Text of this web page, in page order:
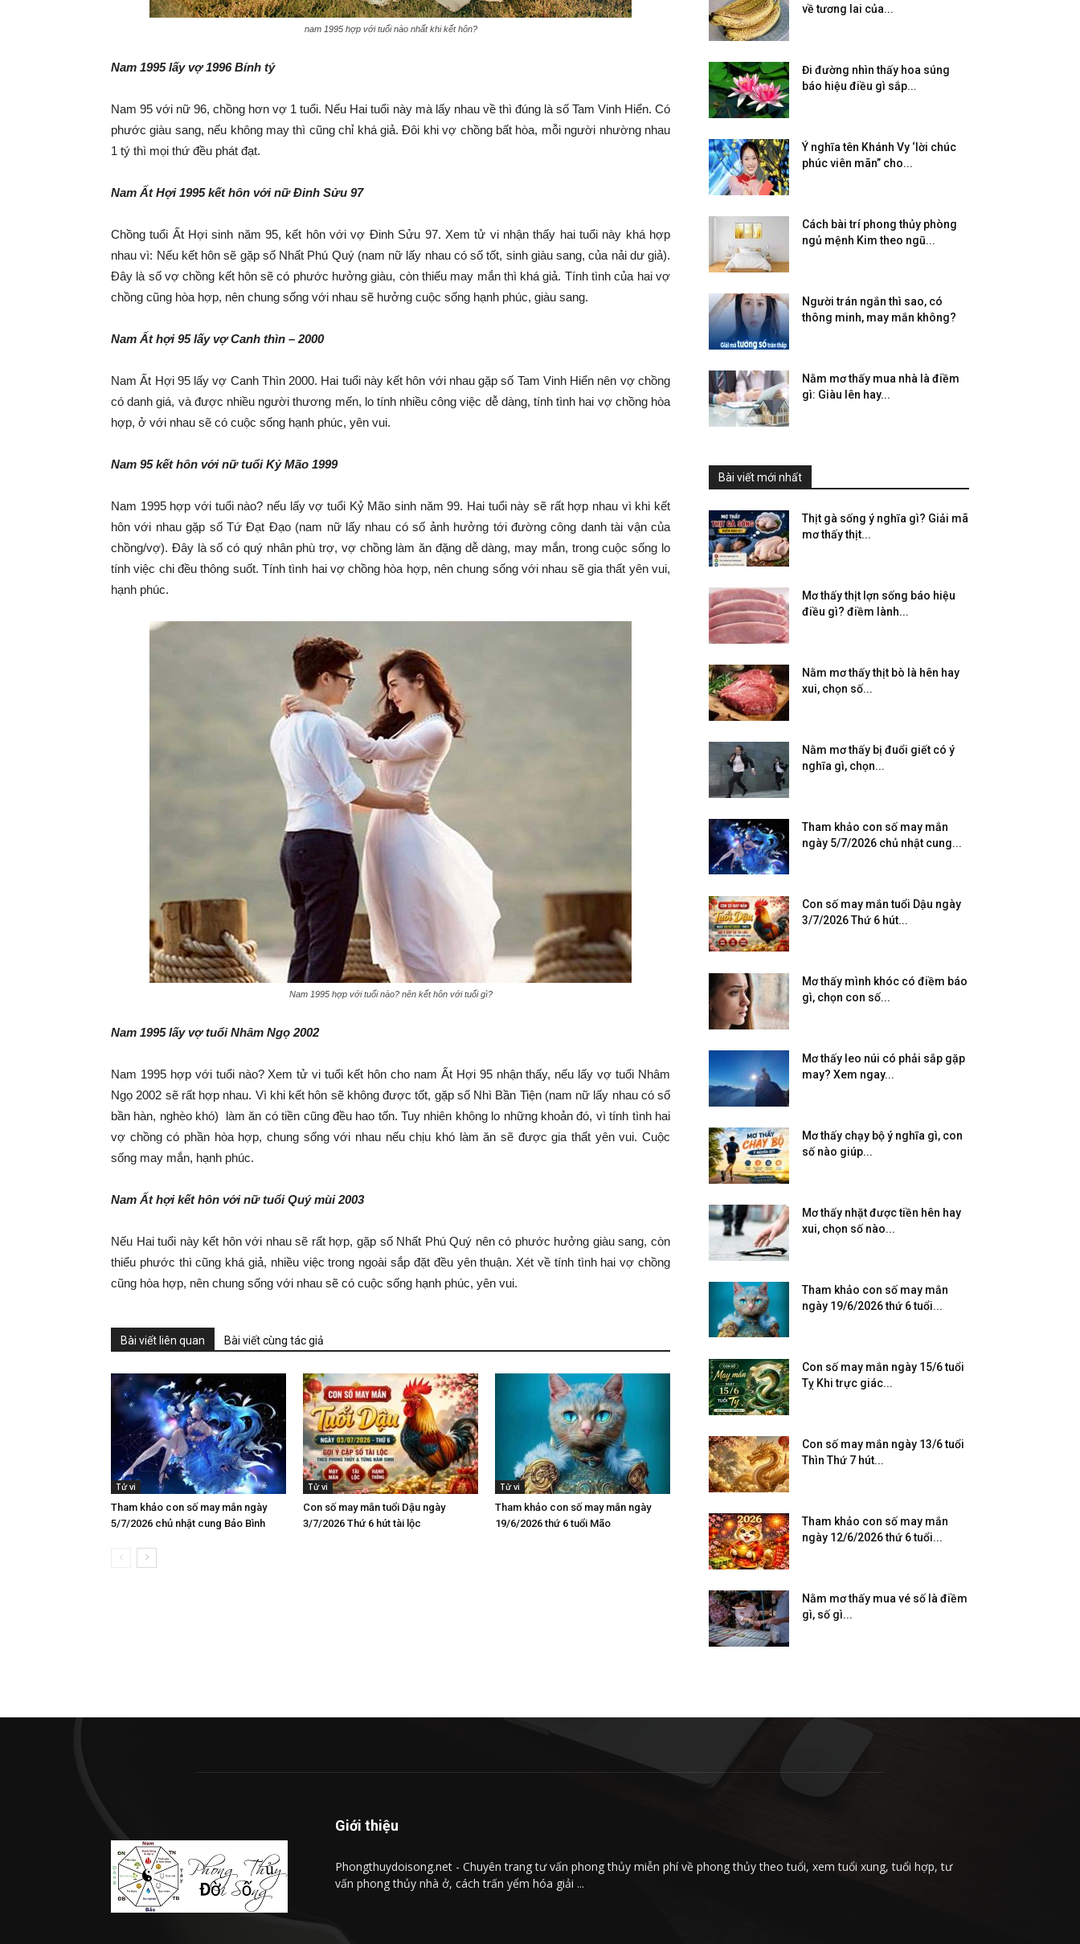
nam 1995 hợp với tuổi nào nhất khi kết hôn?
Nam 1995 lấy vợ 1996 Bính tý
Nam 95 với nữ 96, chồng hơn vợ 1 tuổi. Nếu Hai tuổi này mà lấy nhau về thì đúng là số Tam Vinh Hiển. Có
phước giàu sang, nếu không may thì cũng chỉ khá giả. Đôi khi vợ chồng bất hòa, mỗi người nhường nhau
1 tý thì mọi thứ đều phát đạt.
Nam Ất Hợi 1995 kết hôn với nữ Đinh Sửu 97
Chồng tuổi Ất Hợi sinh năm 95, kết hôn với vợ Đinh Sửu 97. Xem tử vi nhận thấy hai tuổi này khá hợp
nhau vì: Nếu kết hôn sẽ gặp số Nhất Phú Quý (nam nữ lấy nhau có số tốt, sinh giàu sang, của nải dư giả).
Đây là số vợ chồng kết hôn sẽ có phước hưởng giàu, còn thiếu may mắn thì khá giả. Tính tình của hai vợ
chồng cũng hòa hợp, nên chung sống với nhau sẽ hưởng cuộc sống hạnh phúc, giàu sang.
Nam Ất hợi 95 lấy vợ Canh thìn – 2000
Nam Ất Hợi 95 lấy vợ Canh Thìn 2000. Hai tuổi này kết hôn với nhau gặp số Tam Vinh Hiển nên vợ chồng
có danh giá, và được nhiều người thương mến, lo tính nhiều công việc dễ dàng, tính tình hai vợ chồng hòa
hợp, ở với nhau sẽ có cuộc sống hạnh phúc, yên vui.
Nam 95 kết hôn với nữ tuổi Kỷ Mão 1999
Nam 1995 hợp với tuổi nào? nếu lấy vợ tuổi Kỷ Mão sinh năm 99. Hai tuổi này sẽ rất hợp nhau vì khi kết
hôn với nhau gặp số Tứ Đạt Đạo (nam nữ lấy nhau có số ảnh hưởng tới đường công danh tài vận của
chồng/vợ). Đây là số có quý nhân phù trợ, vợ chồng làm ăn đặng dễ dàng, may mắn, trong cuộc sống lo
tính việc chi đều thông suốt. Tính tình hai vợ chồng hòa hợp, nên chung sống với nhau sẽ gia thất yên vui,
hạnh phúc.
Nam 1995 hợp với tuổi nào? nên kết hôn với tuổi gì?
Nam 1995 lấy vợ tuổi Nhâm Ngọ 2002
Nam 1995 hợp với tuổi nào? Xem tử vi tuổi kết hôn cho nam Ất Hợi 95 nhận thấy, nếu lấy vợ tuổi Nhâm
Ngọ 2002 sẽ rất hợp nhau. Vì khi kết hôn sẽ không được tốt, gặp số Nhì Bần Tiện (nam nữ lấy nhau có số
bần hàn, nghèo khó) làm ăn có tiền cũng đều hao tốn. Tuy nhiên không lo những khoản đó, vì tính tình hai
vợ chồng có phần hòa hợp, chung sống với nhau nếu chịu khó làm ăn sẽ được gia thất yên vui. Cuộc
sống may mắn, hạnh phúc.
Nam Ất hợi kết hôn với nữ tuổi Quý mùi 2003
Nếu Hai tuổi này kết hôn với nhau sẽ rất hợp, gặp số Nhất Phú Quý nên có phước hưởng giàu sang, còn
thiểu phước thì cũng khá giả, nhiều việc trong ngoài sắp đặt đều yên thuận. Xét về tính tình hai vợ chồng
cũng hòa hợp, nên chung sống với nhau sẽ có cuộc sống hạnh phúc, yên vui.
Bài viết liên quan Bài viết cùng tác giả
Tử vi
Tham khảo con số may mắn ngày
5/7/2026 chủ nhật cung Bảo Bình
Tử vi
Con số may mắn tuổi Dậu ngày
3/7/2026 Thứ 6 hút tài lộc
Tử vi
Tham khảo con số may mắn ngày
19/6/2026 thứ 6 tuổi Mão
về tương lai của...
Đi đường nhìn thấy hoa súng
báo hiệu điều gì sắp...
Ý nghĩa tên Khánh Vy ‘lời chúc
phúc viên mãn” cho...
Cách bài trí phong thủy phòng
ngủ mệnh Kim theo ngũ...
Người trán ngắn thì sao, có
thông minh, may mắn không?
Nằm mơ thấy mua nhà là điềm
gì: Giàu lên hay...
Bài viết mới nhất
Thịt gà sống ý nghĩa gì? Giải mã
mơ thấy thịt...
Mơ thấy thịt lợn sống báo hiệu
điều gì? điềm lành...
Nằm mơ thấy thịt bò là hên hay
xui, chọn số...
Nằm mơ thấy bị đuổi giết có ý
nghĩa gì, chọn...
Tham khảo con số may mắn
ngày 5/7/2026 chủ nhật cung...
Con số may mắn tuổi Dậu ngày
3/7/2026 Thứ 6 hút...
Mơ thấy mình khóc có điềm báo
gì, chọn con số...
Mơ thấy leo núi có phải sắp gặp
may? Xem ngay...
Mơ thấy chạy bộ ý nghĩa gì, con
số nào giúp...
Mơ thấy nhặt được tiền hên hay
xui, chọn số nào...
Tham khảo con số may mắn
ngày 19/6/2026 thứ 6 tuổi...
Con số may mắn ngày 15/6 tuổi
Tỵ Khi trực giác...
Con số may mắn ngày 13/6 tuổi
Thìn Thứ 7 hút...
Tham khảo con số may mắn
ngày 12/6/2026 thứ 6 tuổi...
Nằm mơ thấy mua vé số là điềm
gì, số gì...
Giới thiệu
Phongthuydoisong.net - Chuyên trang tư vấn phong thủy miễn phí về phong thủy theo tuổi, xem tuổi xung, tuổi hợp, tư
vấn phong thủy nhà ở, cách trấn yểm hóa giải ...